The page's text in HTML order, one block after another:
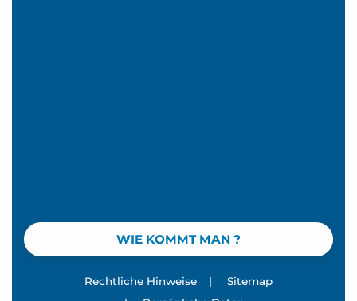
WIE KOMMT MAN ?
Rechtliche Hinweise |
Sitemap